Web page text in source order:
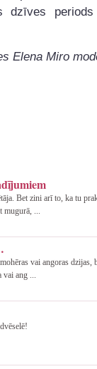
dzīves
Elena Miro
Bet zini arī to, ka tu
mugurā, ...
vai angoras dzijas,
vai ang ...